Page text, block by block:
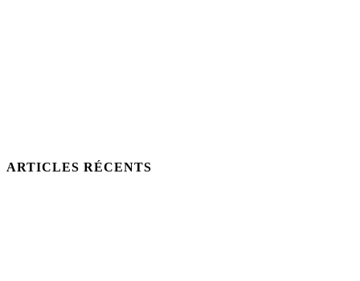
ARTICLES RÉCENTS